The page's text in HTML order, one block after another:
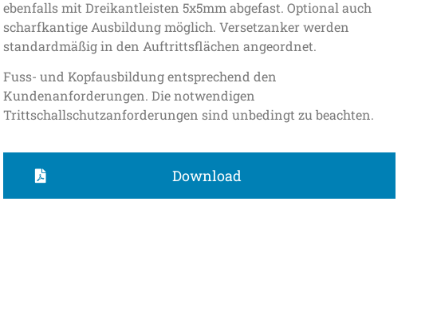
ebenfalls mit Dreikantleisten 5x5mm abgefast. Optional auch
scharfkantige Ausbildung möglich. Versetzanker werden
standardmäßig in den Auftrittsflächen angeordnet.
Fuss- und Kopfausbildung entsprechend den
Kundenanforderungen. Die notwendigen
Trittschallschutzanforderungen sind unbedingt zu beachten.
Download